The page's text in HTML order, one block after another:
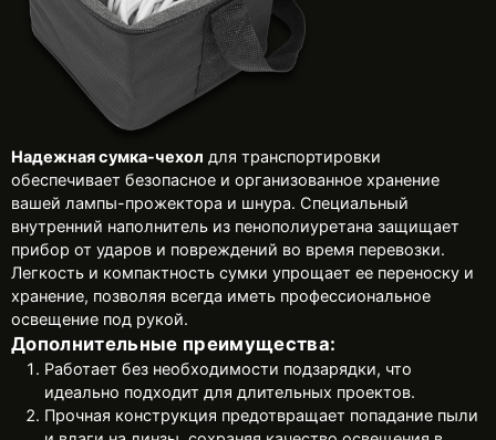
Надежная сумка-чехол для транспортировки
обеспечивает безопасное и организованное хранение
вашей лампы-прожектора и шнура. Специальный
внутренний наполнитель из пенополиуретана защищает
прибор от ударов и повреждений во время перевозки.
Легкость и компактность сумки упрощает ее переноску и
хранение, позволяя всегда иметь профессиональное
освещение под рукой.
Дополнительные преимущества:
Работает без необходимости подзарядки, что
идеально подходит для длительных проектов.
Прочная конструкция предотвращает попадание пыли